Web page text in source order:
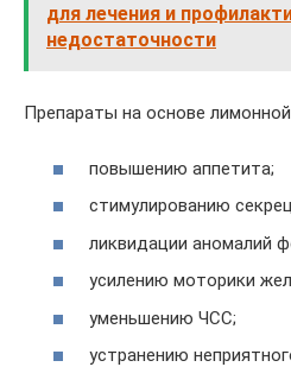
для лечения и
недостаточности
Препараты на основе
повышению аппетита;
стимулированию
ликвидации аномалий
усилению моторики
уменьшению ЧСС;
устранению